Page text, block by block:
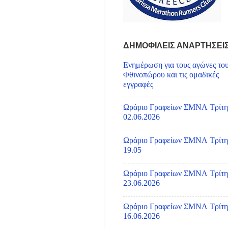
ΔΗΜΟΦΙΛΕΙΣ
Ενημέρωση για τους αγώνες
Φθινοπώρου και τις ομαδικές
εγγραφές
Ωράριο Γραφείων ΣΜΝΛ Τρίτη
02.06.2026
Ωράριο Γραφείων ΣΜΝΛ Τρίτη
19.05
Ωράριο Γραφείων ΣΜΝΛ Τρίτη
23.06.2026
Ωράριο Γραφείων ΣΜΝΛ Τρίτη
16.06.2026